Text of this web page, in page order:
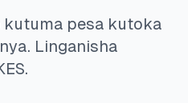
kutuma pesa kutoka
Linganisha